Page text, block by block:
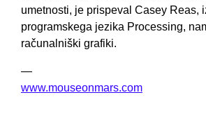
umetnosti, je prispeval Casey Reas,
programskega jezika Processing,
računalniški grafiki.
—
www.mouseonmars.com